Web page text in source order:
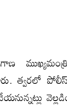
త్వరలో